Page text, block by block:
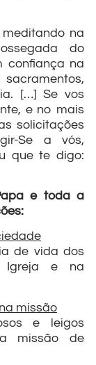
na
do
confiança na
[…] Se vos
e no mais
solicitações
Se a vós,
que te digo:
e toda a
de vida dos
Igreja e na
missão
e leigos
missão de